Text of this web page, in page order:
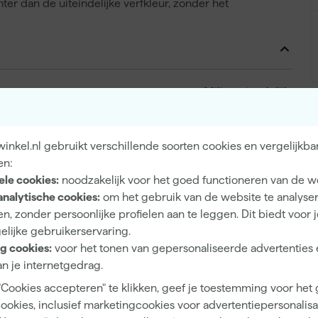
gebruikt verschillende soorten cookies en
cookies: noodzakelijk voor het goed functioneren van de
cookies: om het gebruik van de website te
zonder persoonlijke profielen aan te leggen. Dit biedt voor
gebruikerservaring.
cookies: voor het tonen van gepersonaliseerde advertenties
je internetgedrag.
accepteren" te klikken, geef je toestemming voor het
inclusief marketingcookies voor
dan de uiteindelijke verfkleur, zonder het
Milieuvriendelijk
Glas, Hout, Keramische tegels, Metaal, PVC-U
Mat